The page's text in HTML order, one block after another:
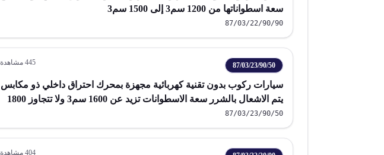
سعة اسطواناتها من 1200 سم3 إلى 1500 سم3
87/03/22/90/90
87/03/23/90/50
445 مشاهدة
سيارات ركوب بدون تقنية كهربائية مجهزة بمحرك احتراق داخلي ذو مكابس
يتم الاشعال بالشرر سعة الاسطوانات تزيد عن 1600 سم3 ولا تتجاوز 1800
سم3
87/03/23/90/50
404 مشاهدة